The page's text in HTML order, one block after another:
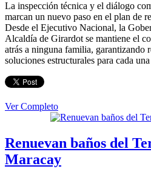
La inspección técnica y el diálogo
marcan un nuevo paso en el plan de
Desde el Ejecutivo Nacional, la
Alcaldía de Girardot se mantiene el
atrás a ninguna familia, garantizando
soluciones estructurales para cada
Ver Completo
Renuevan baños del
Maracay